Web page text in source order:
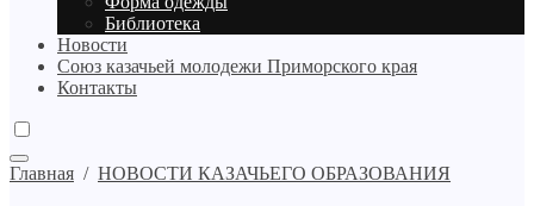
Библиотека
Новости
Союз казачьей молодежи Приморского края
Контакты
Главная / НОВОСТИ КАЗАЧЬЕГО ОБРАЗОВАНИЯ